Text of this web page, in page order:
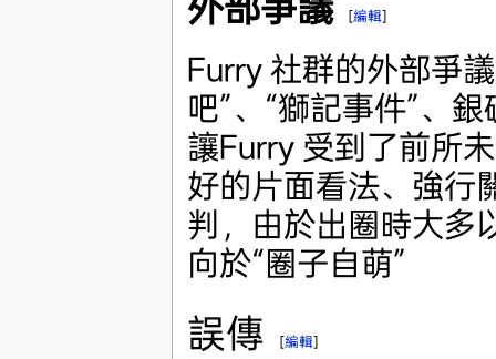
外部爭議 [編輯]
Furry 社群的外部爭
吧”、“獅記事件”、
讓Furry 受到了前所
好的片面看法、強行
判，由於出圈時大多
向於“圈子自萌”
誤傳 [編輯]